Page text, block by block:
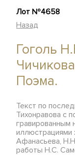
Лот №4658
Назад
Гоголь
Поэма.
Текст по
Тихонравова с
гравированным
иллюстрациями
Афанасьева,
работы Н.С.